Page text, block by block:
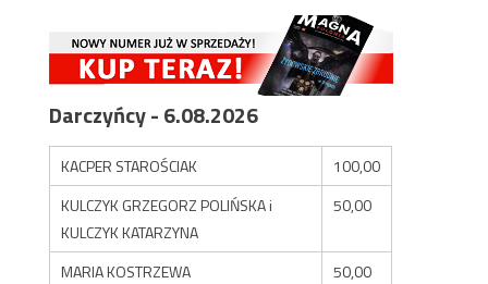
Darczyńcy - 6.08.2026
KACPER STAROŚCIAK
100,00
KULCZYK GRZEGORZ POLIŃSKA i
KULCZYK KATARZYNA
50,00
MARIA KOSTRZEWA
50,00